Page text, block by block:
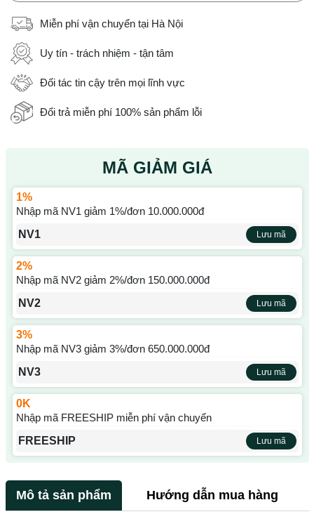
Miễn phí vận chuyển tại Hà Nội
Uy tín - trách nhiệm - tận tâm
Đối tác tin cậy trên mọi lĩnh vực
Đổi trả miễn phí 100% sản phẩm lỗi
MÃ GIẢM GIÁ
1%
Nhập mã NV1 giảm 1%/đơn 10.000.000đ
NV1
Lưu mã
2%
Nhập mã NV2 giảm 2%/đơn 150.000.000đ
NV2
Lưu mã
3%
Nhập mã NV3 giảm 3%/đơn 650.000.000đ
NV3
Lưu mã
0K
Nhập mã FREESHIP miễn phí vận chuyển
FREESHIP
Lưu mã
Mô tả sản phẩm Hướng dẫn mua hàng